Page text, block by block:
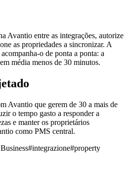
Avantio entre as integrações, autorize
as propriedades a sincronizar. A
o de ponta a ponta: a
média menos de 30 minutos.
Avantio que gerem de 30 a mais de
o tempo gasto a responder a
e manter os proprietários
como PMS central.
#integrazione#property